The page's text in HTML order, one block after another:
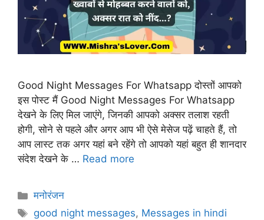
Good Night Messages For Whatsapp दोस्तों आपको
इस पोस्ट मैं Good Night Messages For Whatsapp
देखने के लिए मिल जाएंगे, जिनकी आपको अक्सर तलाश रहती
होगी, सोने से पहले और अगर आप भी ऐसे मेसेज पढ़ें चाहते हैं, तो
आप लास्ट तक अगर यहां बने रहेंगे तो आपको यहां बहुत ही शानदार
संदेश देखने के … Read more
Categories
मनोरंजन
Tags
good night messages, Messages in hindi